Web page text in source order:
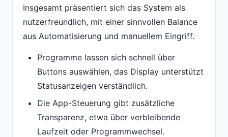
Insgesamt präsentiert sich das System als
nutzerfreundlich, mit einer sinnvollen Balance
aus Automatisierung und manuellem Eingriff.
Programme lassen sich schnell über
Buttons auswählen, das Display unterstützt
Statusanzeigen verständlich.
Die App-Steuerung gibt zusätzliche
Transparenz, etwa über verbleibende
Laufzeit oder Programmwechsel.